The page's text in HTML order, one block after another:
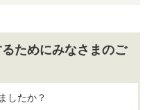
ためにみなさまのご
したか？